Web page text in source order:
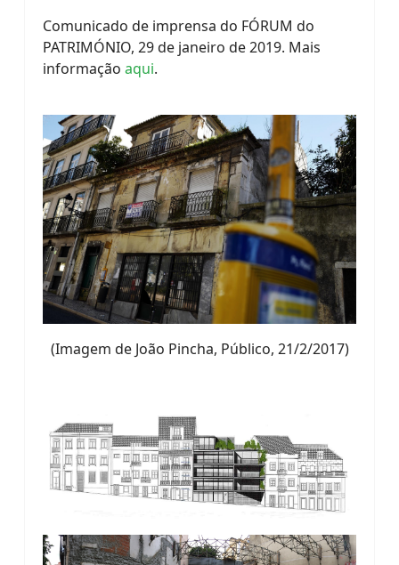
Comunicado de imprensa do FÓRUM do
PATRIMÓNIO, 29 de janeiro de 2019. Mais
informação aqui.
(Imagem de João Pincha, Público, 21/2/2017)